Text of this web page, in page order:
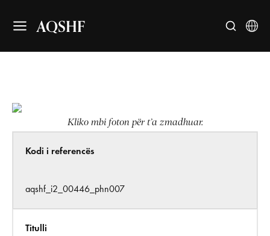
AQSHF
Kliko mbi foton për t’a zmadhuar.
Kodi i referencës
aqshf_i2_00446_phn007
Titulli